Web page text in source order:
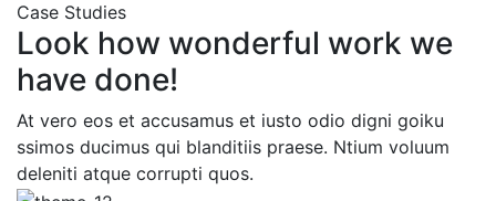
Case Studies
Look how wonderful work we
have done!
At vero eos et accusamus et iusto odio digni goiku
ssimos ducimus qui blanditiis praese. Ntium voluum
deleniti atque corrupti quos.